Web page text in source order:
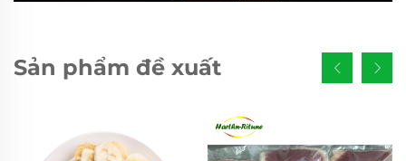
Sản phẩm đề xuất